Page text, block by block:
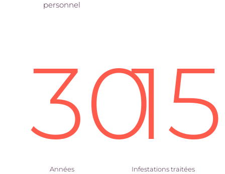
personnel
30
Années
Infestations traitées